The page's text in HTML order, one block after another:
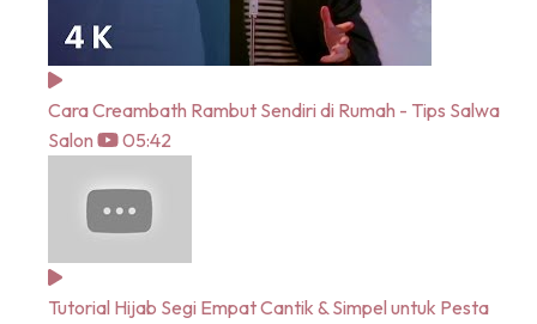
Cara Creambath Rambut Sendiri di Rumah - Tips Salwa
Salon
05:42
Tutorial Hijab Segi Empat Cantik & Simpel untuk Pesta